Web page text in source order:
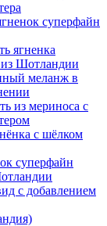
суперфайн
ягненка
Шотландии
меланж в
из мериноса с
с шёлком
суперфайн
с добавлением